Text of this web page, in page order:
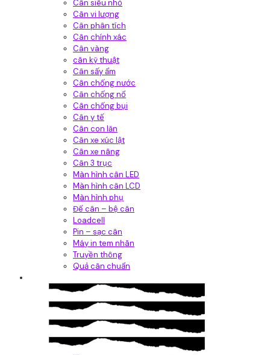
Cân siêu nhỏ
Cân vi lượng
Cân phân tích
Cân chính xác
Cân vàng
cân kỹ thuật
Cân sấy ẩm
Cân chống nước
Cân chống nổ
Cân chống bụi
Cân y tế
Cân con lăn
Cân xe xúc lật
Cân xe nâng
Cân 3 trục
Màn hình cân LED
Màn hình cân LCD
Màn hình phụ
Đế cân – bệ cân
Loadcell
Pin – sạc cân
Máy in tem nhãn
Truyền thông
Quả cân chuẩn